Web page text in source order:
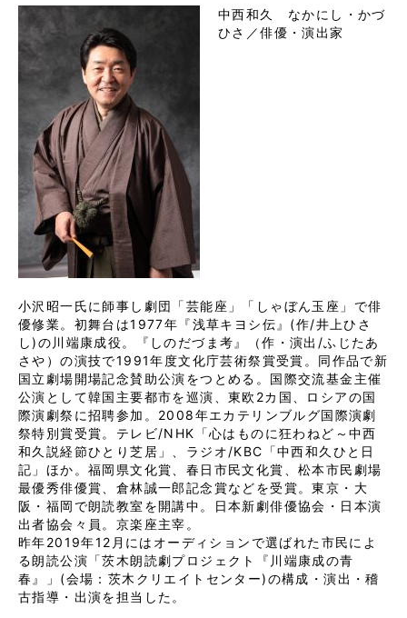
中西和久 なかにし・かづ
ひさ／俳優・演出家
小沢昭一氏に師事し劇団「芸能座」「しゃぼん玉座」で俳
優修業。初舞台は1977年『浅草キヨシ伝』(作/井上ひさ
し)の川端康成役。『しのだづま考』（作・演出/ふじたあ
さや）の演技で1991年度文化庁芸術祭賞受賞。同作品で新
国立劇場開場記念賛助公演をつとめる。国際交流基金主催
公演として韓国主要都市を巡演、東欧2カ国、ロシアの国
際演劇祭に招聘参加。2008年エカテリンブルグ国際演劇
祭特別賞受賞。テレビ/NHK「心はものに狂わねど～中西
和久説経節ひとり芝居」、ラジオ/KBC「中西和久ひと日
記」ほか。福岡県文化賞、春日市民文化賞、松本市民劇場
最優秀俳優賞、倉林誠一郎記念賞などを受賞。東京・大
阪・福岡で朗読教室を開講中。日本新劇俳優協会・日本演
出者協会々員。京楽座主宰。
昨年2019年12月にはオーディションで選ばれた市民によ
る朗読公演「茨木朗読劇プロジェクト『川端康成の青
春』」(会場：茨木クリエイトセンター)の構成・演出・稽
古指導・出演を担当した。